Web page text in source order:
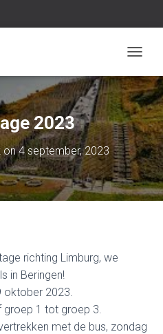
2023
on4 september, 2023
richting Limburg, we
in Beringen!
oktober 2023.
groep 1 tot groep 3.
met de bus, zondag